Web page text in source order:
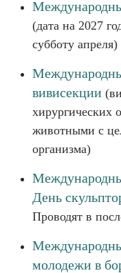
(дата на 2027
субботу апреля)
вивисекции
хирургических
животными с
организма)
День
Проводят в
молодежи в